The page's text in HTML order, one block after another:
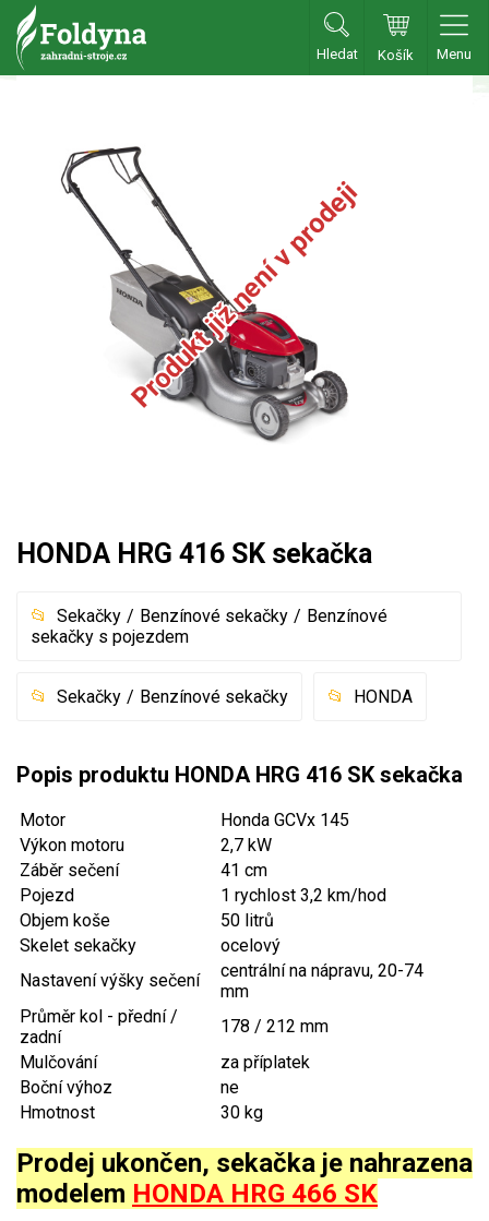
Hledat Košík Menu
Zahradní traktory
Zahradní ridery
Aku traktory
Příslušenství
Sekačky
Benzínové sekačky
Benzínové sekačky s pojezdem
Robotické sekačky
Mulčovače
Křovinořezy a vyžínače
Aku křovinořezy a vyžínače
Motorové pily
Benzínové pily
Aku pily
Elektrické pily
Jednoruční pily
Vyvětvovací pily
AKU zahradní technika
Aku pily
Aku sekačky
Produkt již není v prodeji
HONDA HRG 416 SK sekačka
Sekačky Benzínové sekačky
Benzínové
sekačky s pojezdem
Sekačky Benzínové sekačky HONDA
Popis produktu HONDA HRG 416 SK sekačka
Motor
Honda GCVx 145
Výkon motoru
2,7 kW
Záběr sečení
41 cm
Pojezd
1 rychlost 3,2 km/hod
Objem koše
50 litrů
Skelet sekačky
ocelový
Nastavení výšky sečení
centrální na nápravu, 20-74
mm
Průměr kol - přední /
zadní
178 / 212 mm
Mulčování
za příplatek
Boční výhoz
ne
Hmotnost
30 kg
Prodej ukončen, sekačka je nahrazena
modelem HONDA HRG 466 SK